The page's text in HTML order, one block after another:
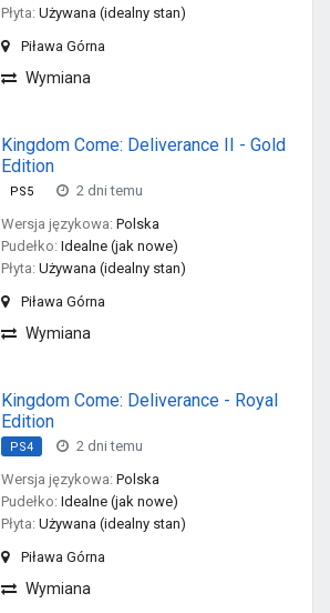
Płyta: Używana (idealny stan)
Piława Górna
Wymiana
Kingdom Come: Deliverance II - Gold
Edition
PS5
2 dni temu
Wersja językowa: Polska
Pudełko: Idealne (jak nowe)
Płyta: Używana (idealny stan)
Piława Górna
Wymiana
Kingdom Come: Deliverance - Royal
Edition
PS4
2 dni temu
Wersja językowa: Polska
Pudełko: Idealne (jak nowe)
Płyta: Używana (idealny stan)
Piława Górna
Wymiana